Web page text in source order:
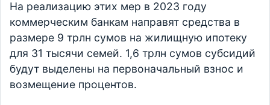
На реализацию этих мер в 2023 году
коммерческим банкам направят средства в
размере 9 трлн сумов на жилищную ипотеку
для 31 тысячи семей. 1,6 трлн сумов субсидий
будут выделены на первоначальный взнос и
возмещение процентов.